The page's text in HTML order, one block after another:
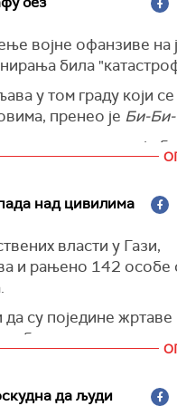
се налазе у Рафи
буде почео да
упозориле
планирања, била
што је Нетанјаху
у Рафи.
војне офанзиве на
била
у том граду који се
пренео је Би-
велике операције
је уследило
Нетанјаху рекао да
не помињући
енклаву
осам у Рафи,
здравља Газе.
из других делова
над цивилима
власти у Гази,
и рањено 142 особе
су поједине
испод
хитној помоћи и
да људи